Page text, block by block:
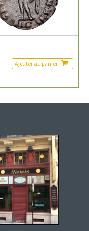
Ajouter au panier